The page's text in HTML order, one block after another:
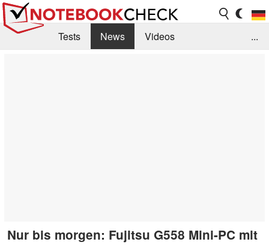
Tests News
Videos
...
Nur bis morgen: Fujitsu G558 Mini-PC mit